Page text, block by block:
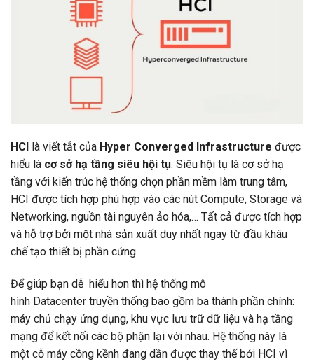
HCI là viết tắt của Hyper Converged Infrastructure được
hiểu là cơ sở hạ tầng siêu hội tụ. Siêu hội tụ là cơ sở hạ
tầng với kiến trúc hệ thống chọn phần mềm làm trung tâm,
HCI được tích hợp phù hợp vào các nút Compute, Storage và
Networking, nguồn tài nguyên ảo hóa,… Tất cả được tích hợp
và hỗ trợ bởi một nhà sản xuất duy nhất ngay từ đầu khâu
chế tạo thiết bị phần cứng.
Để giúp bạn dễ hiểu hơn thì hệ thống mô
hình Datacenter truyền thống bao gồm ba thành phần chính:
máy chủ chạy ứng dụng, khu vực lưu trữ dữ liệu và hạ tầng
mạng để kết nối các bộ phận lại với nhau. Hệ thống này là
một cỗ máy cồng kềnh đang dần được thay thế bởi HCI vì